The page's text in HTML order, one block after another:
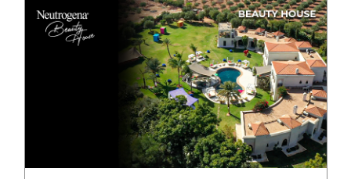
GHITA EL ARABI
EZZAKI SALMA
ACCOUNT
MANAGER
ANASS ELRHAZI
EDITORIAL
MANAGER AND
CONTENT
YAHYA LOULIDI
MEDIA RELATIONS
MANAGER
NIAMA EL YOSSRI
DIGITAL MANAGER